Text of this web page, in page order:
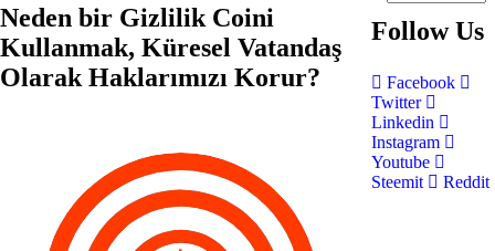
Neden bir Gizlilik Coini
Kullanmak, Küresel Vatandaş
Olarak Haklarımızı Korur?
Follow Us
Facebook
Twitter
Linkedin
Instagram
Youtube
Steemit
Reddit